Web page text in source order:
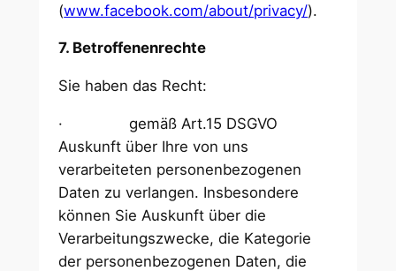
(www.facebook.com/about/privacy/).
7. Betroffenenrechte
Sie haben das Recht:
· gemäß Art.15 DSGVO
Auskunft über Ihre von uns
verarbeiteten personenbezogenen
Daten zu verlangen. Insbesondere
können Sie Auskunft über die
Verarbeitungszwecke, die Kategorie
der personenbezogenen Daten, die